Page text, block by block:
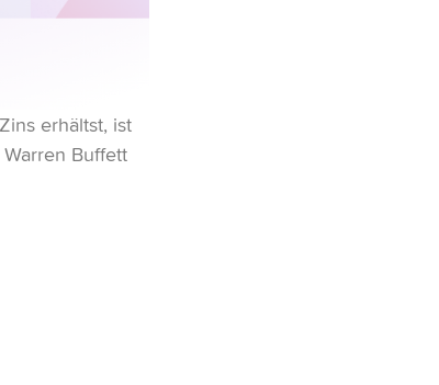
erhältst, ist
Buffett